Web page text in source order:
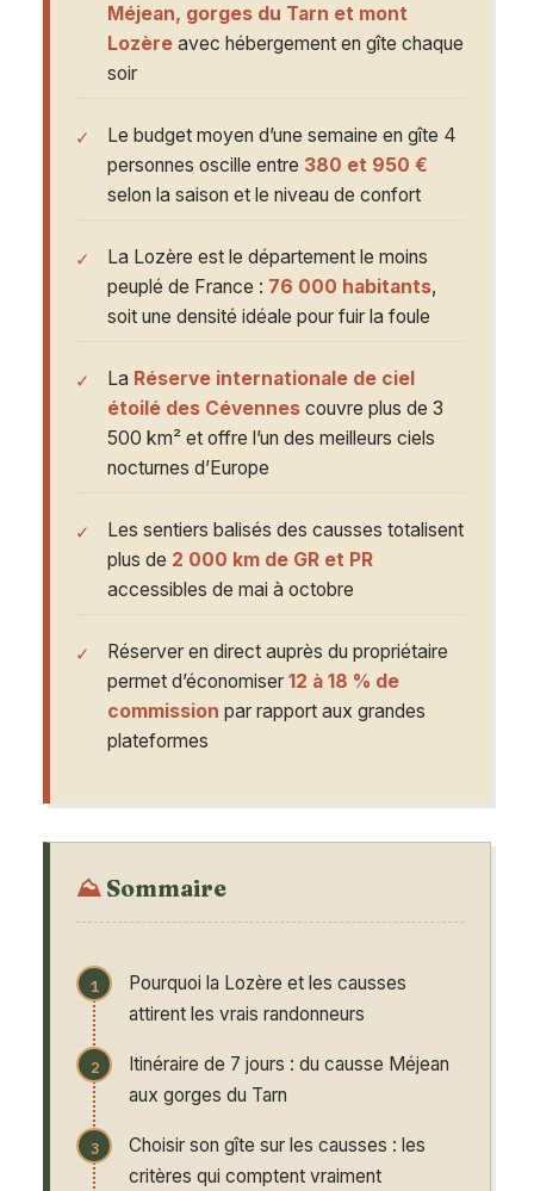
Méjean, gorges du Tarn et mont
Lozère avec hébergement en gîte chaque
soir
Le budget moyen d’une semaine en gîte 4
personnes oscille entre 380 et 950 €
selon la saison et le niveau de confort
La Lozère est le département le moins
peuplé de France : 76 000 habitants,
soit une densité idéale pour fuir la foule
La Réserve internationale de ciel
étoilé des Cévennes couvre plus de 3
500 km² et offre l’un des meilleurs ciels
nocturnes d’Europe
Les sentiers balisés des causses totalisent
plus de 2 000 km de GR et PR
accessibles de mai à octobre
Réserver en direct auprès du propriétaire
permet d’économiser 12 à 18 % de
commission par rapport aux grandes
plateformes
Sommaire
Pourquoi la Lozère et les causses
attirent les vrais randonneurs
Itinéraire de 7 jours : du causse Méjean
aux gorges du Tarn
Choisir son gîte sur les causses : les
critères qui comptent vraiment